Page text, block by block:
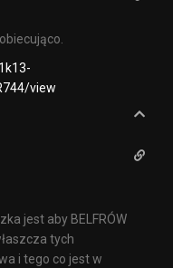
view
jest aby BELFRÓW
tych
i tego co jest w